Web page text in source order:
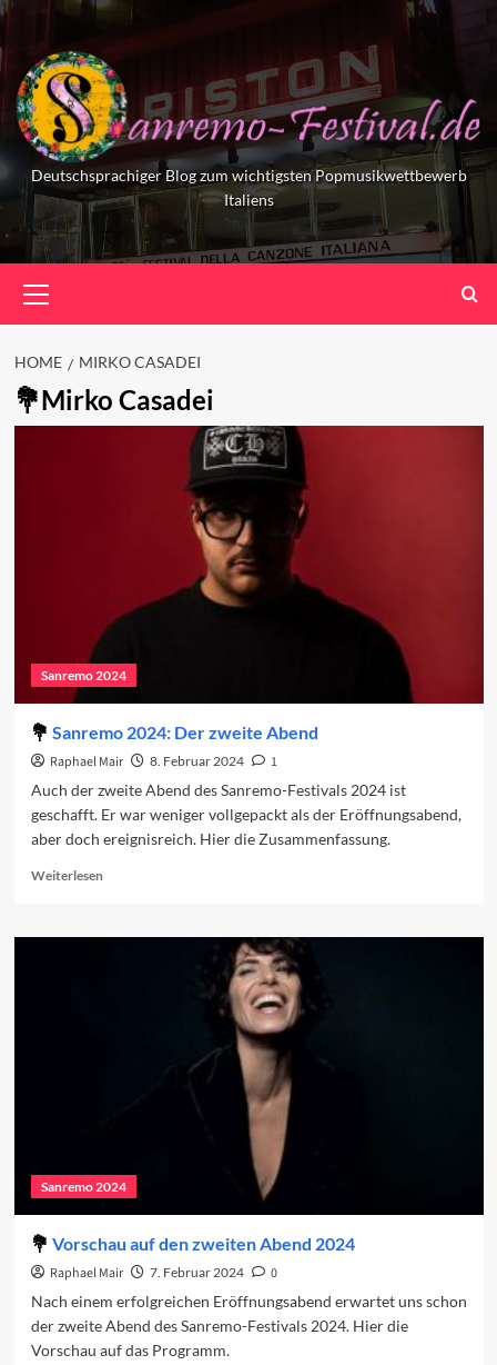
Skip
to
content
Deutschsprachiger Blog zum wichtigsten Popmusikwettbewerb
Italiens
Menu
HOME MIRKO CASADEI
Mirko Casadei
Sanremo 2024
Sanremo 2024: Der zweite Abend
Raphael Mair 8. Februar 2024
1
Auch der zweite Abend des Sanremo-Festivals 2024 ist
geschafft. Er war weniger vollgepackt als der Eröffnungsabend,
aber doch ereignisreich. Hier die Zusammenfassung.
WeiterlesenRead
Sanremo
Sanremo 2024
Vorschau auf den zweiten Abend 2024
Raphael Mair 7. Februar 2024
0
Nach einem erfolgreichen Eröffnungsabend erwartet uns schon
der zweite Abend des Sanremo-Festivals 2024. Hier die
Vorschau auf das Programm.